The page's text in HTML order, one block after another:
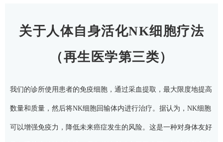
关于人体自身活化NK细胞疗法
（再生医学第三类）
我们的诊所使用患者的免疫细胞，通过采血提取，最大限度地提高
数量和质量，然后将NK细胞回输体内进行治疗。据认为，NK细胞
可以增强免疫力，降低未来癌症发生的风险。这是一种对身体友好